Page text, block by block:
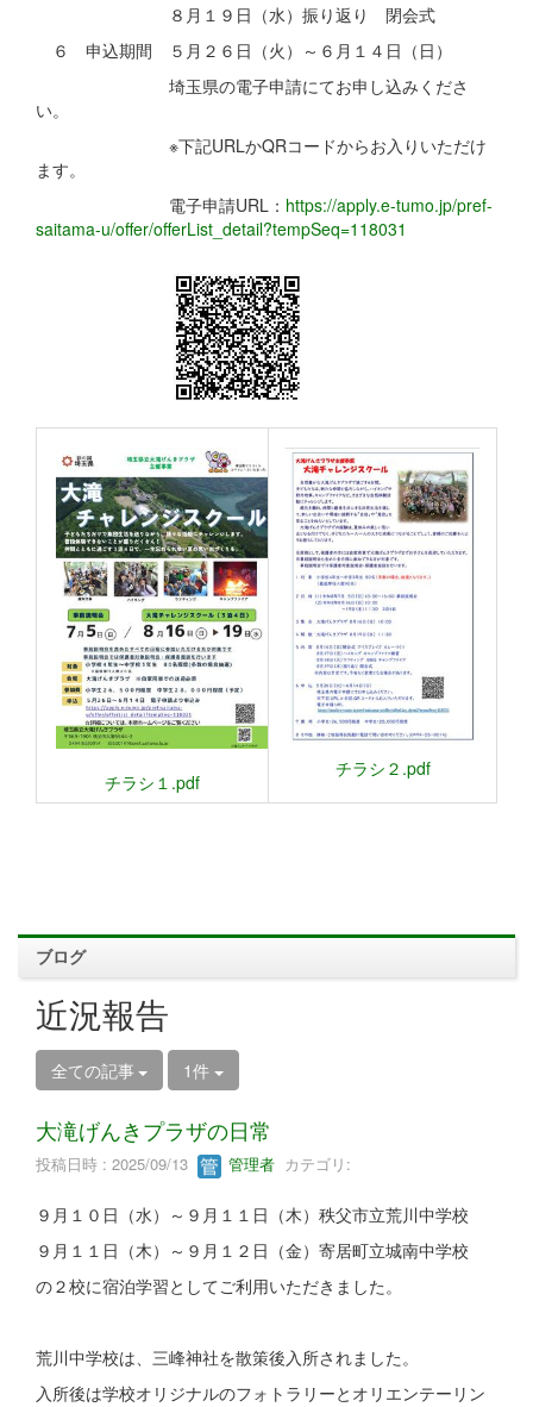
８月１９日（水）振り返り 閉会式
６ 申込期間 ５月２６日（火）～６月１４日（日）
埼玉県の電子申請にてお申し込みくださ
い。
※下記URLかQRコードからお入りいただけ
ます。
電子申請URL： https://apply.e-tumo.jp/pref-
saitama-u/offer/offerList_detail?tempSeq=118031
チラシ１.pdf
チラシ２.pdf
ブログ
近況報告
全ての記事 1件
大滝げんきプラザの日常
投稿日時 : 2025/09/13 管理者 カテゴリ:
９月１０日（水）～９月１１日（木）秩父市立荒川中学校
９月１１日（木）～９月１２日（金）寄居町立城南中学校
の２校に宿泊学習としてご利用いただきました。
荒川中学校は、三峰神社を散策後入所されました。
入所後は学校オリジナルのフォトラリーとオリエンテーリン